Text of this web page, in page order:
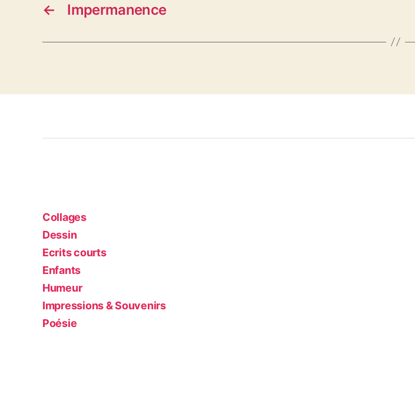
← Impermanence
Collages
Dessin
Ecrits courts
Enfants
Humeur
Impressions & Souvenirs
Poésie